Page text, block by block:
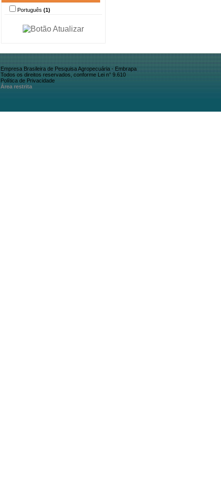
Português (1)
Empresa Brasileira de Pesquisa Agropecuária - Embrapa
Todos os direitos reservados, conforme Lei n° 9.610
Política de Privacidade
Área restrita